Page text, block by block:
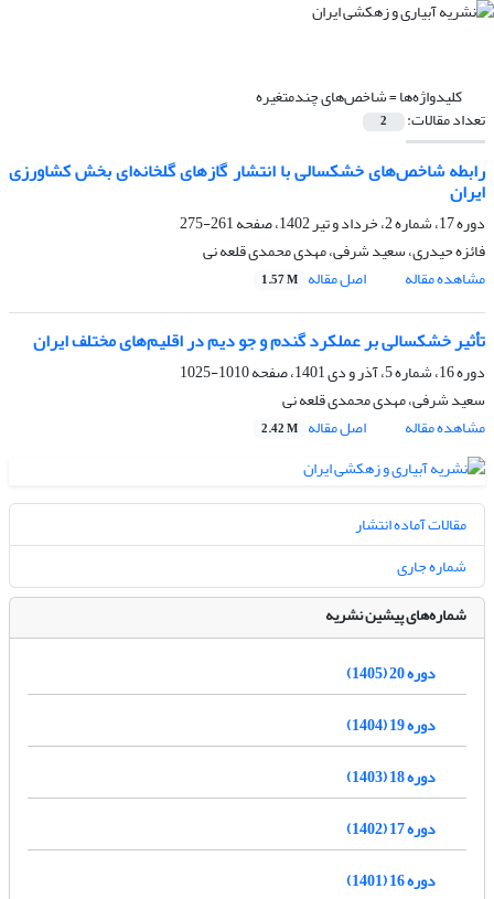
کلیدواژه‌ها =شاخص‌های چندمتغیره
تعداد مقالات: 2
رابطه شاخص‌های خشکسالی با انتشار گازهای گلخانه‌ای بخش کشاورزی
ایران
دوره 17، شماره 2، خرداد و تیر 1402، صفحه
261-275
فائزه حیدری، سعید شرفی، مهدی محمدی قلعه نی
مشاهده مقاله
اصل مقاله 1.57 M
تأثیر خشکسالی بر عملکرد گندم و جو دیم در اقلیم‌های مختلف ایران
دوره 16، شماره 5، آذر و دی 1401، صفحه
1010-1025
سعید شرفی، مهدی محمدی قلعه نی
مشاهده مقاله
اصل مقاله 2.42 M
مقالات آماده انتشار
شماره جاری
شماره‌های پیشین نشریه
دوره 20 (1405)
دوره 19 (1404)
دوره 18 (1403)
دوره 17 (1402)
دوره 16 (1401)